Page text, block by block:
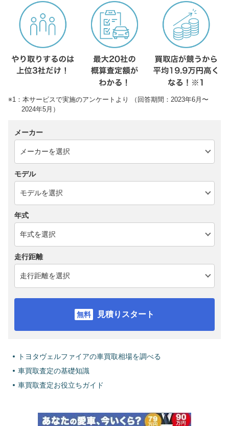
※1：本サービスで実施のアンケートより （回答期間：2023年6月〜
2024年5月）
メーカー
モデル
年式
走行距離
見積りスタート
トヨタヴェルファイアの車買取相場を調べる
車買取査定の基礎知識
車買取査定お役立ちガイド